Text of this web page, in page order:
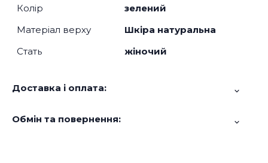
Колір
зелений
Матеріал верху
Шкіра натуральна
Стать
жіночий
Доставка і оплата:
Обмін та повернення: